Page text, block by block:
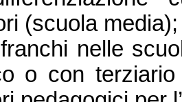
(scuola media);
franchi nelle
o con